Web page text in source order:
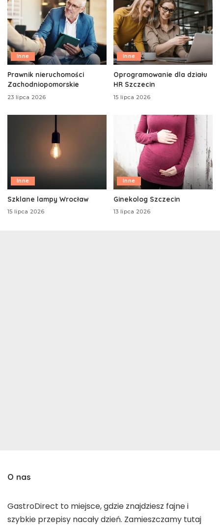
Inne
Prawnik nieruchomości
Zachodniopomorskie
23 lipca 2026
Inne
Oprogramowanie dla działu
HR Szczecin
15 lipca 2026
Inne
Szklane lampy Wrocław
15 lipca 2026
Inne
Ginekolog Szczecin
13 lipca 2026
O nas
GastroDirect to miejsce, gdzie znajdziesz fajne i
szybkie przepisy nacały dzień. Zamieszczamy tutaj